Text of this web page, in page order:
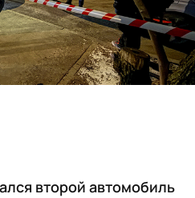
второй автомобиль